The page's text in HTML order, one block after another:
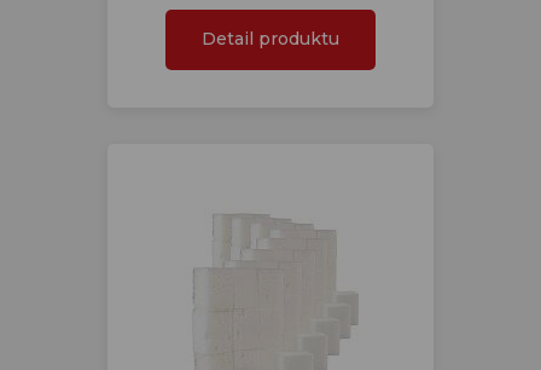
Detail produktu